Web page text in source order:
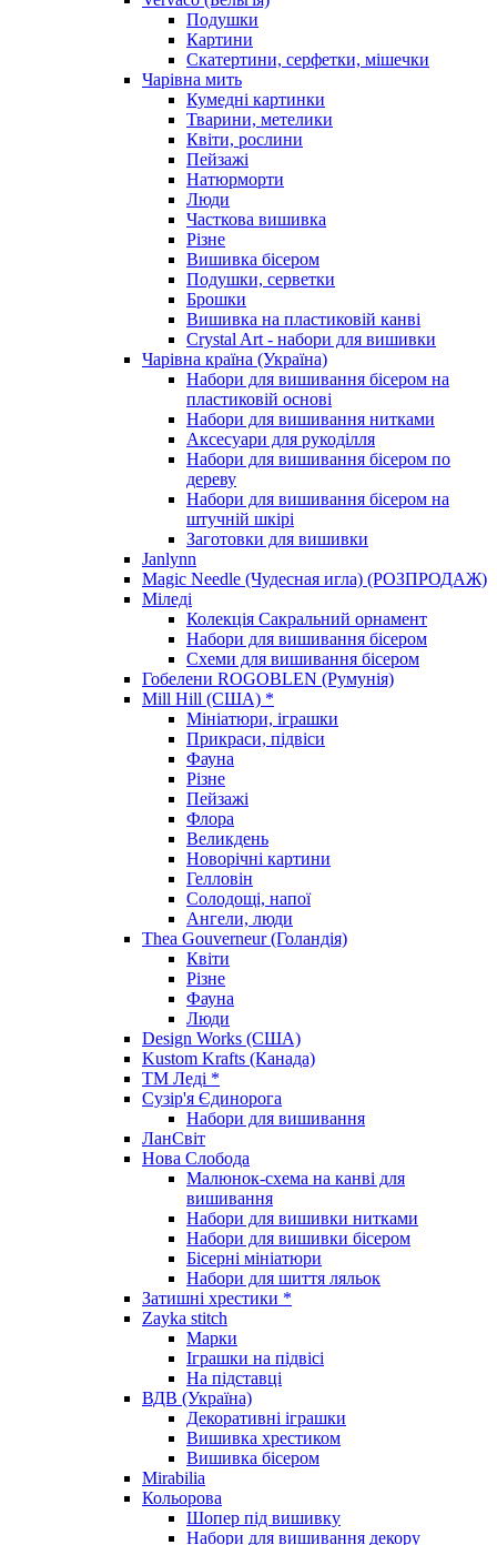
Подушки
Картини
Скатертини, серфетки, мішечки
Чарiвна мить
Кумедні картинки
Тварини, метелики
Квіти, рослини
Пейзажі
Натюрморти
Люди
Часткова вишивка
Різне
Вишивка бісером
Подушки, серветки
Брошки
Вишивка на пластиковій канві
Crystal Art - набори для вишивки
Чарівна країна (Україна)
Набори для вишивання бісером на
пластиковій основі
Набори для вишивання нитками
Аксесуари для рукоділля
Набори для вишивання бісером по
дереву
Набори для вишивання бісером на
штучній шкірі
Заготовки для вишивки
Janlynn
Magic Needle (Чудесная игла) (РОЗПРОДАЖ)
Міледі
Колекція Сакральний орнамент
Набори для вишивання бісером
Схеми для вишивання бісером
Гобелени ROGOBLEN (Румунія)
Mill Hill (США) *
Мініатюри, іграшки
Прикраси, підвіси
Фауна
Різне
Пейзажі
Флора
Великдень
Новорічні картини
Гелловін
Солодощі, напої
Ангели, люди
Thea Gouverneur (Голандія)
Квіти
Різне
Фауна
Люди
Design Works (США)
Kustom Krafts (Канада)
ТМ Леді *
Сузір'я Єдинорога
Набори для вишивання
ЛанСвіт
Нова Слобода
Малюнок-схема на канві для
вишивання
Набори для вишивки нитками
Набори для вишивки бісером
Бісерні мініатюри
Набори для шиття ляльок
Затишні хрестики *
Zayka stitch
Марки
Іграшки на підвісі
На підставці
ВДВ (Україна)
Декоративні іграшки
Вишивка хрестиком
Вишивка бісером
Mirabilia
Кольорова
Шопер під вишивку
Набори для вишивання декору